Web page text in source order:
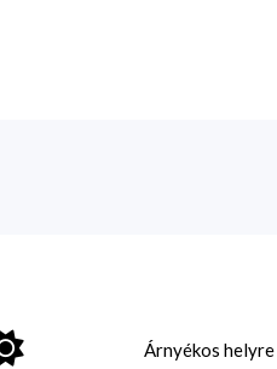
Árnyékos helyre